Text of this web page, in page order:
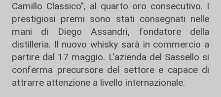
Camillo Classico", al quarto oro consecutivo. I
prestigiosi premi sono stati consegnati nelle
mani di Diego Assandri, fondatore della
distilleria. Il nuovo whisky sarà in commercio a
partire dal 17 maggio. L'azienda del Sassello si
conferma precursore del settore e capace di
attrarre attenzione a livello internazionale.